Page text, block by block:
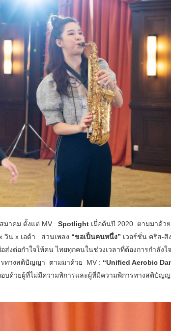
มาคม ตั้งแต่ MV : Spotlight เมื่อต้นปี 2020 ตามมาด้วย
วิน x เอด้า ส่วนเพลง “ขอเป็นคนหนึ่ง” เวอร์ชั่น คริส-สิ
ส่งต่อกำใจให้คน ไทยทุกคนในช่วงเวลาที่ต้องการกำลัง
รทางสติปัญญา ตามมาด้วย MV : “Unified Aerobic
บด้วยผู้ที่ไม่มีความพิการและผู้ที่มีความพิการทางสติปัญ